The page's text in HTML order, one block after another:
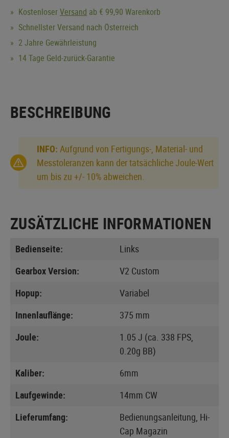
KostenloserVersand ab € 99,90 Warenkorb
Schnellster Versand nach Österreich
2 Jahre Gewährleistung
14 Tage Geld-zurück-Garantie
BESCHREIBUNG
INFO: Aufgrund von Fertigungs-, Material- und
Messtoleranzen kann der tatsächliche Joule-Wert
um bis zu +/- 10% abweichen.
ZUSÄTZLICHE INFORMATIONEN
Bedienseite:
Links
Gearbox Version:
V2 Custom
Hopup:
Variabel
Innenlauflänge:
375 mm
Joule:
1.05 J (ca. 338 FPS,
0.20g BB)
Kaliber:
6mm
Laufgewinde:
14mm CW
Lieferumfang:
Bedienungsanleitung, Hi-
Cap Magazin